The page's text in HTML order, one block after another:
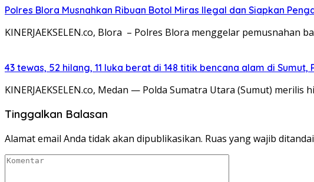
Polres Blora Musnahkan Ribuan Botol Miras Ilegal dan Siapkan
KINERJAEKSELEN.co, Blora – Polres Blora menggelar
43 tewas, 52 hilang, 11 luka berat di 148 titik bencana alam di Sumut,
KINERJAEKSELEN.co, Medan — Polda Sumatra Utara (Sumut)
Tinggalkan Balasan
Alamat email Anda tidak akan dipublikasikan. Ruas yang wajib ditandai